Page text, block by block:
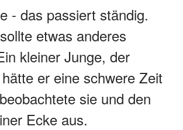
- das passiert ständig.
etwas anderes
kleiner Junge, der
er eine schwere Zeit
sie und den
Ecke aus.